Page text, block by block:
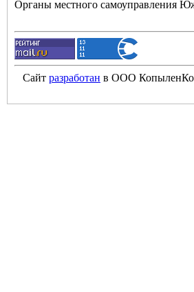
Органы местного самоуправления
Сайт разработан в ООО